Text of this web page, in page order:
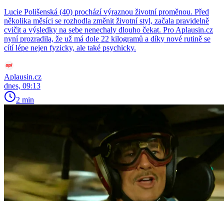
Lucie Polišenská (40) prochází výraznou životní proměnou. Před
několika měsíci se rozhodla změnit životní styl, začala pravidelně
cvičit a výsledky na sebe nenechaly dlouho čekat. Pro Aplausin.cz
nyní prozradila, že už má dole 22 kilogramů a díky nové rutině se
cítí lépe nejen fyzicky, ale také psychicky.
Aplausin.cz
dnes, 09:13
2 min